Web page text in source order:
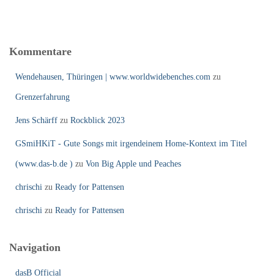
Kommentare
Wendehausen, Thüringen | www.worldwidebenches.com zu
Grenzerfahrung
Jens Schärff zu Rockblick 2023
GSmiHKiT - Gute Songs mit irgendeinem Home-Kontext im Titel
(www.das-b.de ) zu Von Big Apple und Peaches
chrischi zu Ready for Pattensen
chrischi zu Ready for Pattensen
Navigation
dasB Official